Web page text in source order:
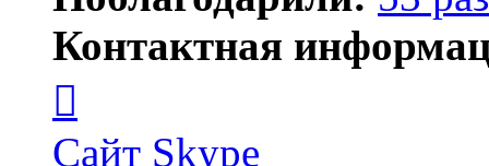
Контактная
пользователя
MFS
Сайт Skype